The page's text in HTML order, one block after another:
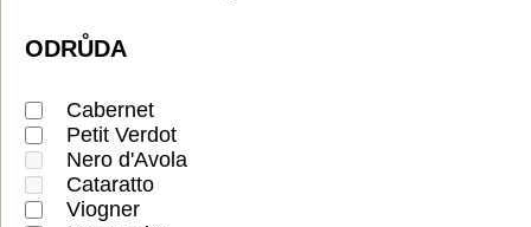
ODRŮDA
Cabernet
Petit Verdot
Nero d'Avola
Cataratto
Viogner